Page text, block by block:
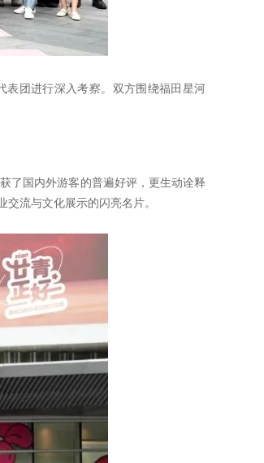
表团进行深入考察。双方围绕福田星河
了国内外游客的普遍好评，更生动诠释
流与文化展示的闪亮名片。